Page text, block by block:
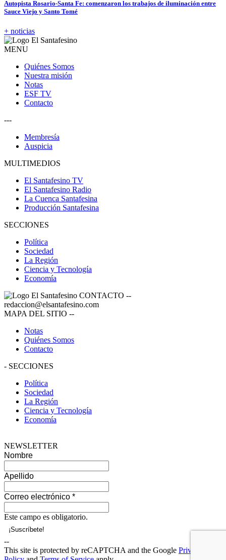
Autopista Rosario-Santa Fe: comenzaron los trabajos de iluminación entre
Sauce Viejo y Santo Tomé
+ noticias
MENU
Quiénes Somos
Nuestra misión
Notas
ESF TV
Contacto
---
Membresía
Auspicia
MULTIMEDIOS
El Santafesino TV
El Santafesino Radio
La Cuenca Santafesina
Producción Santafesina
SECCIONES
Política
Sociedad
La Región
Ciencia y Tecnología
Economía
CONTACTO --
redaccion@elsantafesino.com
MAPA DEL SITIO --
Notas
Quiénes Somos
Contacto
- SECCIONES
Política
Sociedad
La Región
Ciencia y Tecnología
Economía
NEWSLETTER
Nombre
Apellido
Correo electrónico *
Este campo es obligatorio.
--
This site is protected by reCAPTCHA and the Google Privacy